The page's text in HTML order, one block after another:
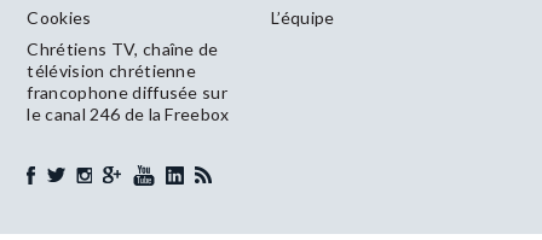
Cookies
L’équipe
Chrétiens TV, chaîne de
télévision chrétienne
francophone diffusée sur
le canal 246 de la Freebox